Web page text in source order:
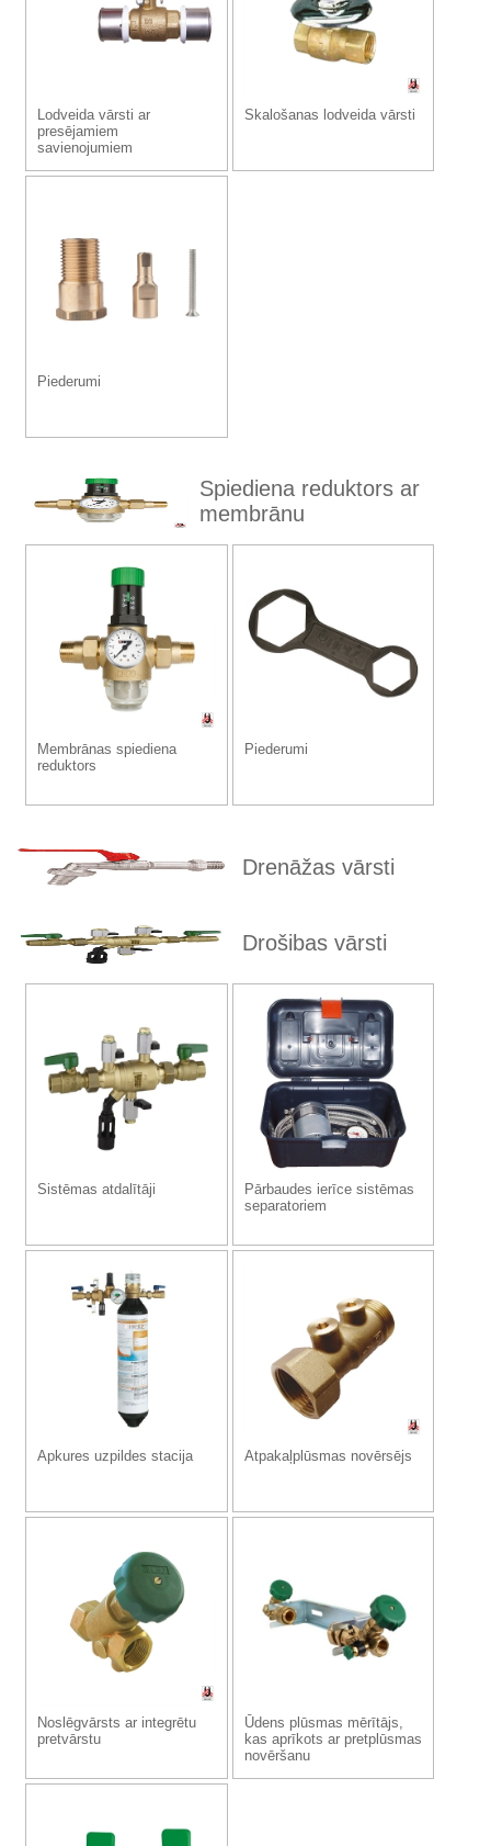
Lodveida vārsti ar
presējamiem
savienojumiem
Skalošanas lodveida vārsti
Piederumi
Spiediena reduktors ar
membrānu
Membrānas spiediena
reduktors
Piederumi
Drenāžas vārsti
Drošibas vārsti
Sistēmas atdalītāji
Pārbaudes ierīce sistēmas
separatoriem
Apkures uzpildes stacija Atpakaļplūsmas novērsējs
Noslēgvārsts ar integrētu
pretvārstu
Ūdens plūsmas mērītājs,
kas aprīkots ar pretplūsmas
novēršanu